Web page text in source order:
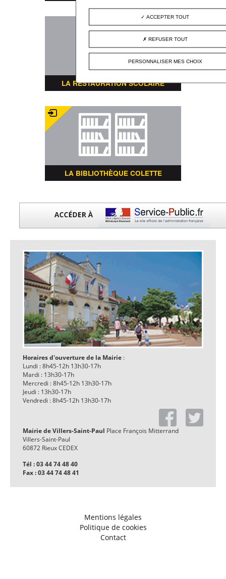
LA RESTAURATION SCOLAIRE
LA BIBLIOTHÈQUE COLETTE
Horaires d'ouverture de la Mairie :
Lundi : 8h45-12h 13h30-17h
Mardi : 13h30-17h
Mercredi : 8h45-12h 13h30-17h
Jeudi : 13h30-17h
Vendredi : 8h45-12h 13h30-17h
Mairie de Villers-Saint-Paul Place François Mitterrand
Villers-Saint-Paul
60872 Rieux CEDEX
Tél : 03 44 74 48 40
Fax : 03 44 74 48 41
Mentions légales
Politique de cookies
Contact
ACCEPTER TOUT
REFUSER TOUT
PERSONNALISER MES CHOIX